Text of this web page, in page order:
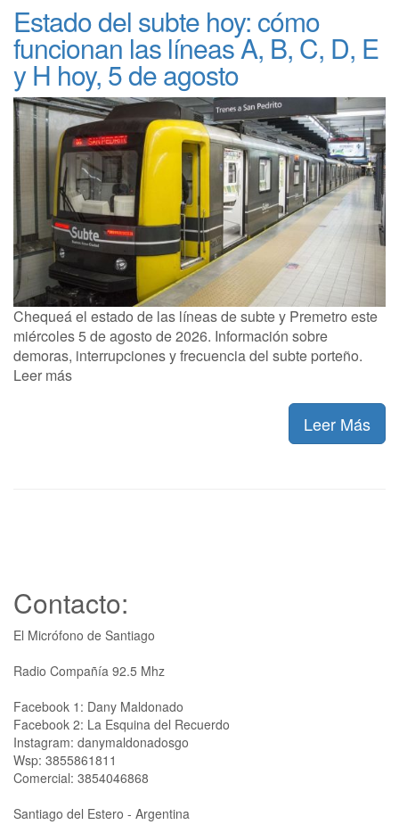
Estado del subte hoy: cómo
funcionan las líneas A, B, C, D, E
y H hoy, 5 de agosto
Chequeá el estado de las líneas de subte y Premetro este
miércoles 5 de agosto de 2026. Información sobre
demoras, interrupciones y frecuencia del subte porteño.
Leer más
Leer Más
Contacto:
El Micrófono de Santiago
Radio Compañía 92.5 Mhz
Facebook 1: Dany Maldonado
Facebook 2: La Esquina del Recuerdo
Instagram: danymaldonadosgo
Wsp: 3855861811
Comercial: 3854046868
Santiago del Estero - Argentina